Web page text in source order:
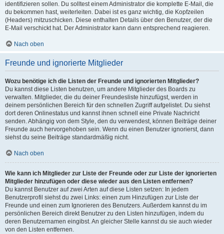
identifizieren sollen. Du solltest einem Administrator die komplette E-Mail, die
du bekommen hast, weiterleiten. Dabei ist es ganz wichtig, die Kopfzeilen
(Headers) mitzuschicken. Diese enthalten Details über den Benutzer, der die
E-Mail verschickt hat. Der Administrator kann dann entsprechend reagieren.
Nach oben
Freunde und ignorierte Mitglieder
Wozu benötige ich die Listen der Freunde und ignorierten Mitglieder?
Du kannst diese Listen benutzen, um andere Mitglieder des Boards zu
verwalten. Mitglieder, die du deiner Freundesliste hinzufügst, werden in
deinem persönlichen Bereich für den schnellen Zugriff aufgelistet. Du siehst
dort deren Onlinestatus und kannst ihnen schnell eine Private Nachricht
senden. Abhängig von dem Style, den du verwendest, können Beiträge deiner
Freunde auch hervorgehoben sein. Wenn du einen Benutzer ignorierst, dann
siehst du seine Beiträge standardmäßig nicht.
Nach oben
Wie kann ich Mitglieder zur Liste der Freunde oder zur Liste der ignorierten
Mitglieder hinzufügen oder diese wieder aus den Listen entfernen?
Du kannst Benutzer auf zwei Arten auf diese Listen setzen: In jedem
Benutzerprofil siehst du zwei Links: einen zum Hinzufügen zur Liste der
Freunde und einen zum Ignorieren des Benutzers. Außerdem kannst du im
persönlichen Bereich direkt Benutzer zu den Listen hinzufügen, indem du
deren Benutzernamen eingibst. An gleicher Stelle kannst du sie auch wieder
von den Listen entfernen.